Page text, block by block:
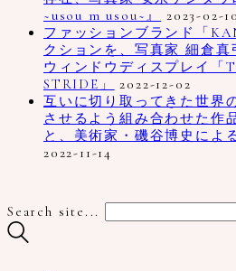
~usou m usou~』
2023-02-10
ファッションブランド「
クションを、写真家 細倉真
ウィンドウディスプレイ「
STRIDE」
2022-12-02
互いに切り取ってきた世界
させるよう組み合わせた作
と、美術家・磯谷博史によ
2022-11-14
Search site...